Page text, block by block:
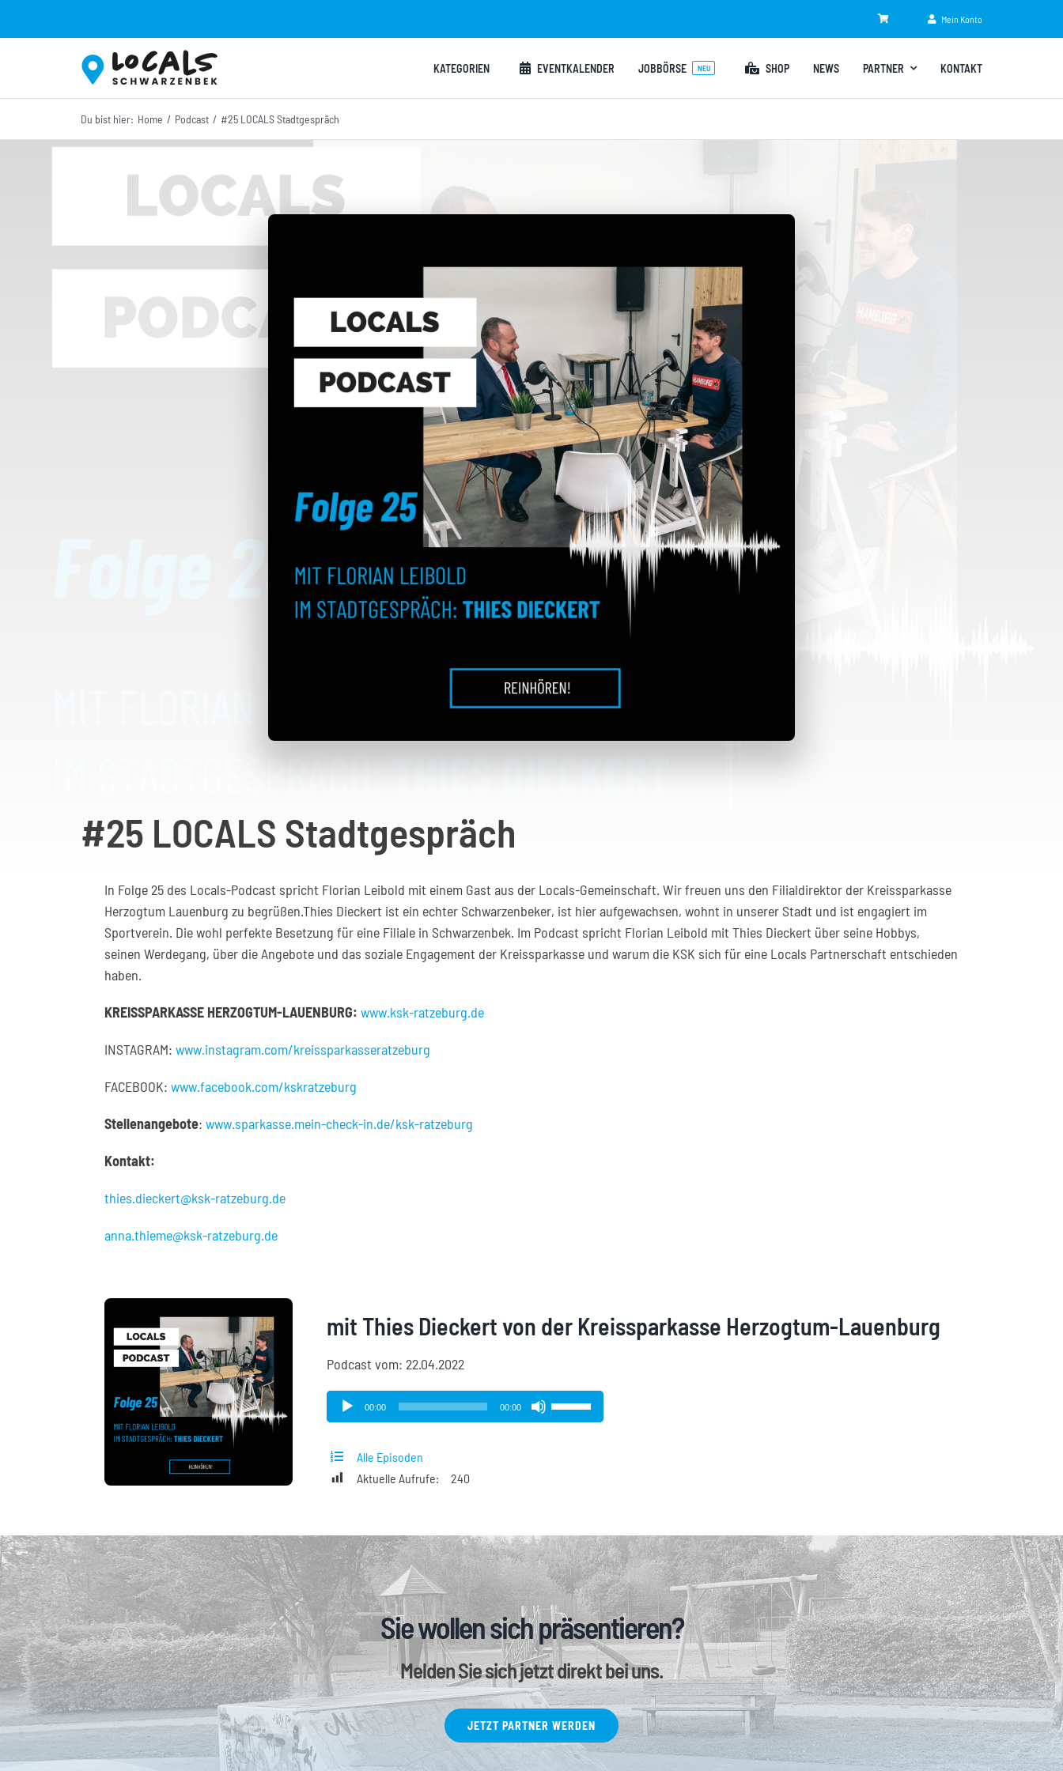
Mein Konto
KATEGORIEN EVENTKALENDER JOBBÖRSE NEU SHOP NEWS PARTNER KONTAKT
Du bist hier: Home Podcast #25 LOCALS Stadtgespräch
#25 LOCALS Stadtgespräch
In Folge 25 des Locals-Podcast spricht Florian Leibold mit einem Gast aus der Locals-Gemeinschaft. Wir freuen uns den Filialdirektor der Kreissparkasse
Herzogtum Lauenburg zu begrüßen.Thies Dieckert ist ein echter Schwarzenbeker, ist hier aufgewachsen, wohnt in unserer Stadt und ist engagiert im
Sportverein. Die wohl perfekte Besetzung für eine Filiale in Schwarzenbek. Im Podcast spricht Florian Leibold mit Thies Dieckert über seine Hobbys,
seinen Werdegang, über die Angebote und das soziale Engagement der Kreissparkasse und warum die KSK sich für eine Locals Partnerschaft entschieden
haben.
KREISSPARKASSE HERZOGTUM-LAUENBURG: www.ksk-ratzeburg.de
INSTAGRAM: www.instagram.com/kreissparkasseratzeburg
FACEBOOK: www.facebook.com/kskratzeburg
Stellenangebote: www.sparkasse.mein-check-in.de/ksk-ratzeburg
Kontakt:
thies.dieckert@ksk-ratzeburg.de
anna.thieme@ksk-ratzeburg.de
mit Thies Dieckert von der Kreissparkasse Herzogtum-Lauenburg
Podcast vom: 22.04.2022
Audio-
Player
00:00 00:00
Pfeiltasten
Hoch/Runter
regeln.
Alle Episoden
Aktuelle Aufrufe:
240
Sie wollen sich präsentieren?
Melden Sie sich jetzt direkt bei uns.
JETZT PARTNER WERDEN